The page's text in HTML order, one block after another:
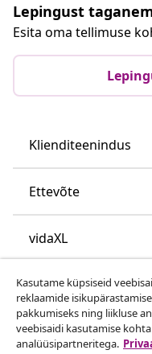
Lepingust
Esita oma tellimuse
Klienditeenindus
Ettevõte
vidaXL
Vaata rohkem
Kasutame küpsiseid
reklaamide
pakkumiseks ning liikluse
veebisaidi kasutamise
analüüsipartneritega.